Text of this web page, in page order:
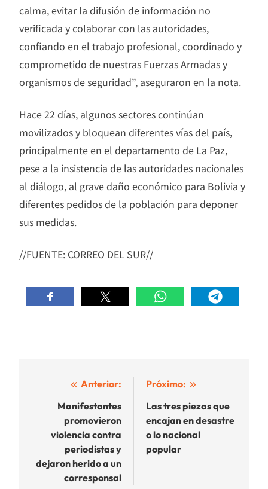
calma, evitar la difusión de información no
verificada y colaborar con las autoridades,
confiando en el trabajo profesional, coordinado y
comprometido de nuestras Fuerzas Armadas y
organismos de seguridad”, aseguraron en la nota.
Hace 22 días, algunos sectores continúan
movilizados y bloquean diferentes vías del país,
principalmente en el departamento de La Paz,
pese a la insistencia de las autoridades nacionales
al diálogo, al grave daño económico para Bolivia y
diferentes pedidos de la población para deponer
sus medidas.
//FUENTE: CORREO DEL SUR//
Navegación
entradas
Anterior:
Manifestantes
promovieron
violencia contra
periodistas y
dejaron herido a un
corresponsal
Próximo:
Las tres piezas que
encajan en desastre
o lo nacional
popular